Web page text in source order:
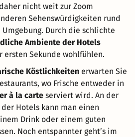
nicht weit zur Zoom
Sehenswürdigkeiten rund
Durch die schlichte
Ambiente der Hotels
ersten Sekunde wohlfühlen.
Köstlichkeiten erwarten Sie
wo Frische entweder in
à la carte serviert wird. An der
Hotels kann man einen
Drink oder einem guten
Noch entspannter geht’s im